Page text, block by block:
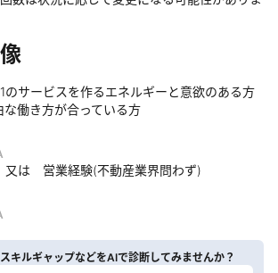
のサービスを作るエネルギーと意欲のある方
な働き方が合っている方
又は 営業経験(不動産業界問わず)
キルギャップなどをAIで診断してみませんか？